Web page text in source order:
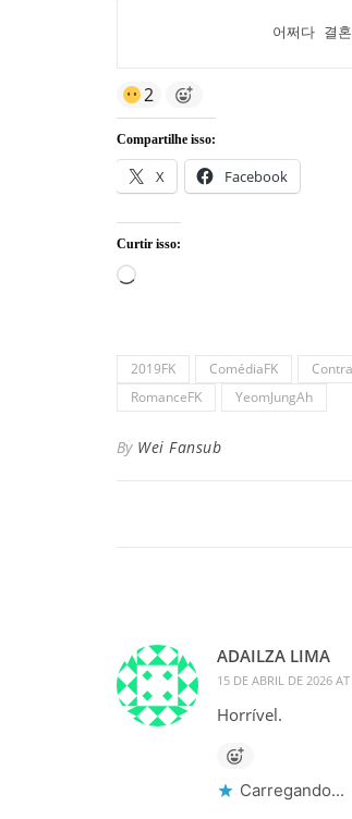
어쩌다
2
Compartilhe isso:
X Facebook
Curtir isso:
Carregando...
2019FK ComédiaFK
RomanceFK
YeomJungAh
By Wei Fansub
ADAILZA LIMA
15 DE ABRIL DE 2026
Horrível.
Carregando...